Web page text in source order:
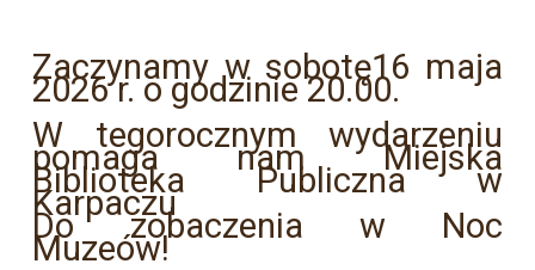
Zaczynamy w sobotę16 maja
2026 r. o godzinie 20.00.
W tegorocznym wydarzeniu
pomaga nam Miejska
Biblioteka Publiczna w
Karpaczu
Do zobaczenia w Noc
Muzeów!